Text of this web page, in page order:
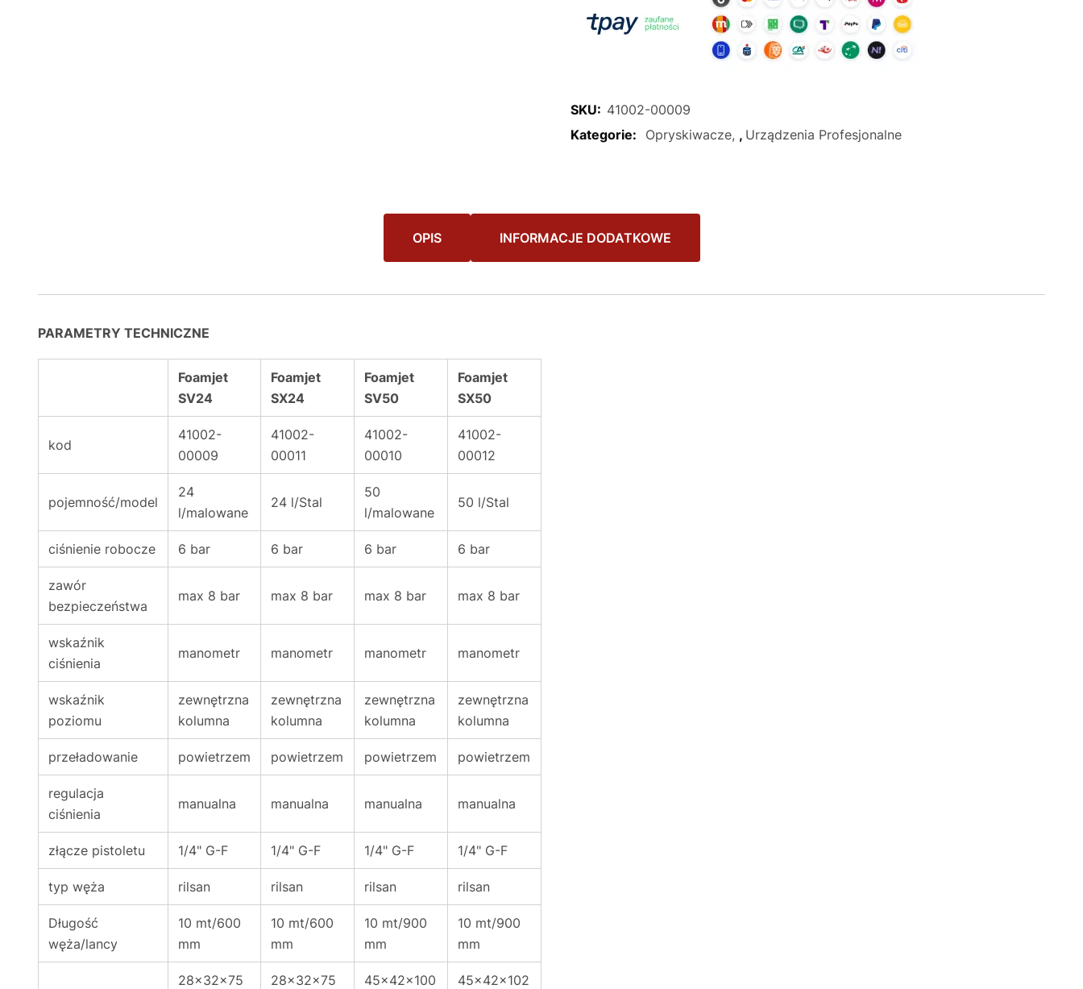
SKU: 41002-00009
Kategorie:
Opryskiwacze , Urządzenia Profesjonalne
OPIS INFORMACJE DODATKOWE
PARAMETRY TECHNICZNE
Foamjet
SV24
Foamjet
SX24
Foamjet
SV50
Foamjet
SX50
kod
41002-
00009
41002-
00011
41002-
00010
41002-
00012
pojemność/model
24
l/malowane
24 l/Stal
50
l/malowane
50 l/Stal
ciśnienie robocze 6 bar 6 bar 6 bar 6 bar
zawór
bezpieczeństwa
max 8 bar max 8 bar max 8 bar max 8 bar
wskaźnik
ciśnienia
manometr manometr manometr manometr
wskaźnik
poziomu
zewnętrzna
kolumna
zewnętrzna
kolumna
zewnętrzna
kolumna
zewnętrzna
kolumna
przeładowanie powietrzem powietrzem powietrzem powietrzem
regulacja
ciśnienia
manualna manualna manualna manualna
złącze pistoletu 1/4" G-F 1/4" G-F 1/4" G-F 1/4" G-F
typ węża rilsan rilsan rilsan rilsan
Długość
węża/lancy
10 mt/600
mm
10 mt/600
mm
10 mt/900
mm
10 mt/900
mm
28x32x75
28x32x75
45x42x100
45x42x102